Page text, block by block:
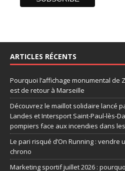
ARTICLES RÉCENTS
Pourquoi l’affichage monumental de
est de retour à Marseille
Découvrez le maillot solidaire lancé
Landes et Intersport Saint-Paul-lès-
pompiers face aux incendies dans
Le pari risqué d’On Running : vendre
chrono
Marketing sportif juillet 2026 :